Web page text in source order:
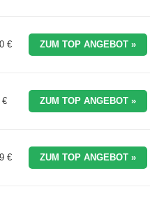
€ ZUM TOP ANGEBOT »
€ ZUM TOP ANGEBOT »
€ ZUM TOP ANGEBOT »